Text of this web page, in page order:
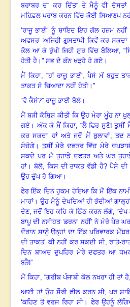
ਬਰਾਬਰ ਦਾ ਕਰ ਦਿੱਤਾ ਤੇ ਮੈਨੂੰ ਵੀ
ਮਹਿਫ਼ਲ ਖਰਾਬ ਕਰਨ ਵਿੱਚ ਕੋਈ ਸਿਆਣਪ
‘ਰਾਜੂ ਭਾਈ’ ਨੂੰ ਸ਼ਾਇਦ ਇਹ ਗੱਲ ਹਜ਼ਮ ਨਹੀਂ
ਅਫਸਰ’ ਅਜਿਹੀ ਗੁਸਤਾਖੀ ਕਿਵੇਂ ਕਰ
ਕੋਲ ਆ ਕੇ ਰੁੱਖੀ ਜਿਹੀ ਸੁਰ ਵਿੱਚ ਬੋਲਿਆ,
ਹੋਤੀ ਹੈ । ” ਸਭ ਦੇ ਕੰਨ ਖੜ੍ਹੇ ਹੋ ਗਏ ।
ਮੈਂ ਕਿਹਾ, “ਹਾਂ ਰਾਜੂ ਭਾਈ, ਪੈਸੇ ਮੇਂ ਬਹੁਤ
ਤਾਕਤ ਸੇ ਜ਼ਿਆਦਾ ਨਹੀਂ ਹੋਤੀ। ”
“ਵੋ ਕੈਸੇ?” ਰਾਜੂ ਭਾਈ ਬੋਲੇ ।
ਮੈਂ ਬੜੀ ਕੋਸ਼ਿਸ਼ ਕੀਤੀ ਕਿ ਉਹ ਮੇਰਾ ਮੂੰਹ ਨਾ
ਗਏ । ਅੱਕ ਕੇ ਮੈਂ ਕਿਹਾ, “ਲੈ ਫਿਰ ਸੁਣੋ! ਤੁਸੀਂ
ਕਰ ਸਕਦਾ ਹਾਂ ਅਤੇ ਜਦੋਂ ਮੈਂ ਬੁਲਾਵਾਂ, ਤਦ
ਸੋਚੋਗੇ। ਤੁਸੀਂ ਮੇਰੇ ਦਫਤਰ ਵਿੱਚ ਮੇਰੇ
ਸਕਦੇ ਪਰ ਮੈਂ ਤੁਹਾਡੇ ਦਫਤਰ ਅਤੇ ਘਰ
ਹਾਂ । ਬੋਲੋ, ਕਿਸ ਦੀ ਤਾਕਤ ਵੱਡੀ ਹੈ? ਪੈਸੇ
ਉਹ ਚੁੱਪ ਹੋ ਗਿਆ।
ਫੇਰ ਇੱਕ ਦਿਨ ਹੁਕਮ ਹੋਇਆ ਕਿ ਮੈਂ ਇੱਕ ਨਾਮੀ
ਮਾਰਾਂ ।ਉਹ ਮੈਨੂੰ ਦੇਖਦਿਆਂ ਹੀ ਭੱਦੀਆਂ
ਦੇਣ, ਜਦੋਂ ਇਹ ਕਹਿ ਕੇ ਠਿੱਠ ਕਰਨ ਲੱਗੇ, “ਦੇਖ
ਬਾਪੂ ਦੀ ਨਸੀਹਤ ‘ਡਰਨਾ ਨਹੀਂ’ ਨੇ ਮੇਰੇ ਪੈਰ
ਦੌਰਾਨ ਸਾਨੂੰ ਉਨ੍ਹਾਂ ਦਾ ਇੱਕ ਪਰਿਵਾਰਕ
ਦੀ ਤਾਕਤ’ ਕੀ ਨਹੀਂ ਕਰ ਸਕਦੀ ਸੀ, ਰਾਤੋ-
ਦਿਨ ਬਾਅਦ ਦੁਪਹਿਰ ਮੇਰੇ ਦਫਤਰ ਆ
ਬੜੈ!”
ਮੈਂ ਕਿਹਾ, “ਗਰੀਬ ਪੰਜਾਬੀ ਕੋਲ ਨਖਰਾ ਹੀ ਤਾਂ ਹੈ,
ਆਈ ਤਾਂ ਉਹ ਸੌਰੀ ਫੀਲ ਕਰਨ ਸੀ, ਪਰ
‘ਕਹਿਣ ਤੋਂ ਵਰਜ ਰਿਹਾ ਸੀ। ਫੇਰ ਉਹਨੂੰ